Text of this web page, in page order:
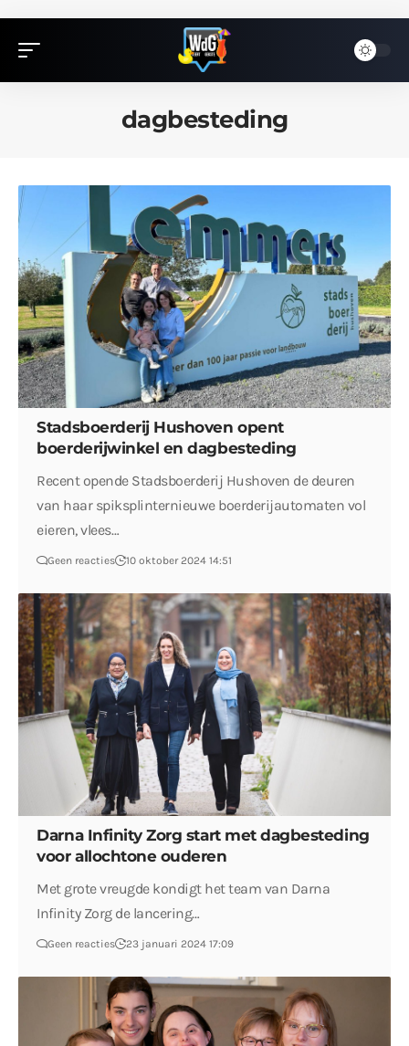
dagbesteding
Stadsboerderij Hushoven opent
boerderijwinkel en dagbesteding
Recent opende Stadsboerderij Hushoven de deuren
van haar spiksplinternieuwe boerderijautomaten vol
eieren, vlees…
Geen reacties 10 oktober 2024 14:51
Darna Infinity Zorg start met dagbesteding
voor allochtone ouderen
Met grote vreugde kondigt het team van Darna
Infinity Zorg de lancering…
Geen reacties 23 januari 2024 17:09